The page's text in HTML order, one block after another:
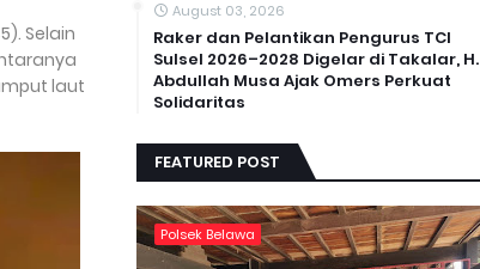
Selain
laut
August 03, 2026
Raker dan Pelantikan Pengurus TCI
Sulsel 2026–2028 Digelar di Takalar, H.
Abdullah Musa Ajak Omers Perkuat
Solidaritas
FEATURED POST
Polsek Belawa